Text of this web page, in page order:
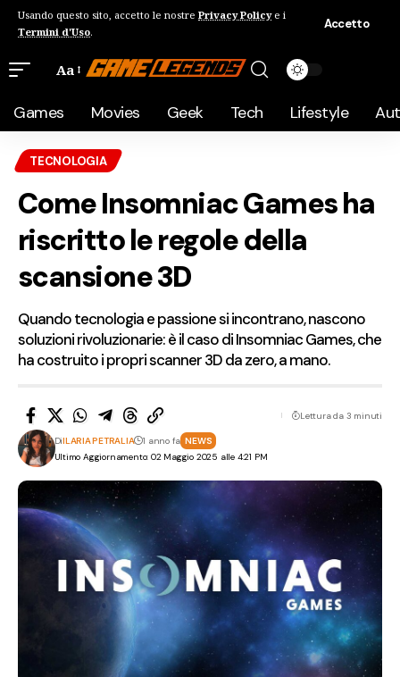
Usando questo sito, accetto le nostre Privacy Policye i
Termini d'Uso.
Accetto
Aa
Games Movies Geek Tech Lifestyle
TECNOLOGIA
Come Insomniac Games ha
riscritto le regole della
scansione 3D
Quando tecnologia e passione si incontrano, nascono
soluzioni rivoluzionarie: è il caso di Insomniac Games, che
ha costruito i propri scanner 3D da zero, a mano.
Ultimo Aggiornamento: 02 Maggio 2025 alle 4:21 PM
DiILARIA PETRALIA 1 anno fa NEWS
Lettura da 3 minuti